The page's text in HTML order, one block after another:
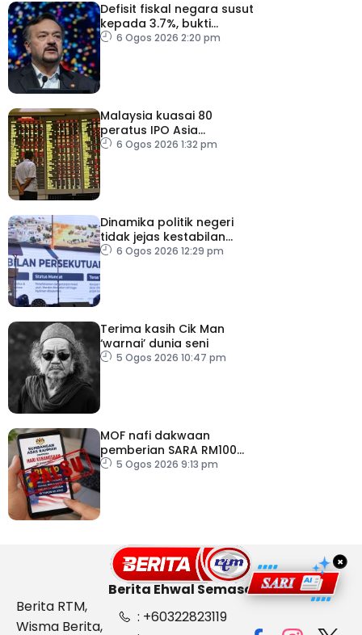
Defisit fiskal negara susut
kepada 3.7%, bukti
keyakinan pelabur masih
6 Ogos 2026 2:20 pm
Malaysia kuasai 80
peratus IPO Asia
Tenggara, kumpul AS$1.4
6 Ogos 2026 1:32 pm
Dinamika politik negeri
tidak jejas kestabilan
Kerajaan Perpaduan
6 Ogos 2026 12:29 pm
Terima kasih Cik Man
‘warnai’ dunia seni
5 Ogos 2026 10:47 pm
MOF nafi dakwaan
pemberian SARA RM100
sempena Hari
5 Ogos 2026 9:13 pm
×
Berita Ehwal Semasa
Berita RTM,
Wisma Berita,
: +60322823119